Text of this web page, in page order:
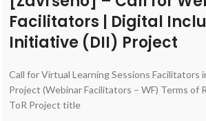
Facilitators | Digital
Initiative (DII) Project
Call for Virtual Learning Sessions Facilitators
Project (Webinar Facilitators – WF) Terms of
ToR Project title